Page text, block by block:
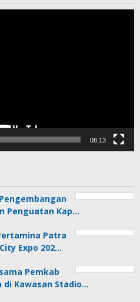
06:13
Penguatan Kap…
Patra
Expo 202…
Pemkab
di Kawasan Stadio…